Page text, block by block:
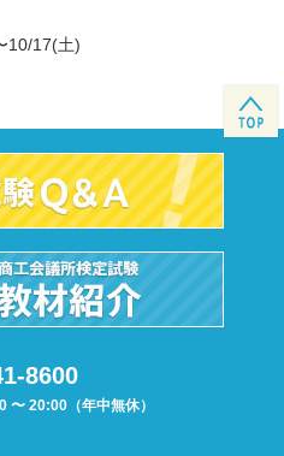
10/17(土)
8600
〜 20:00（年中無休）